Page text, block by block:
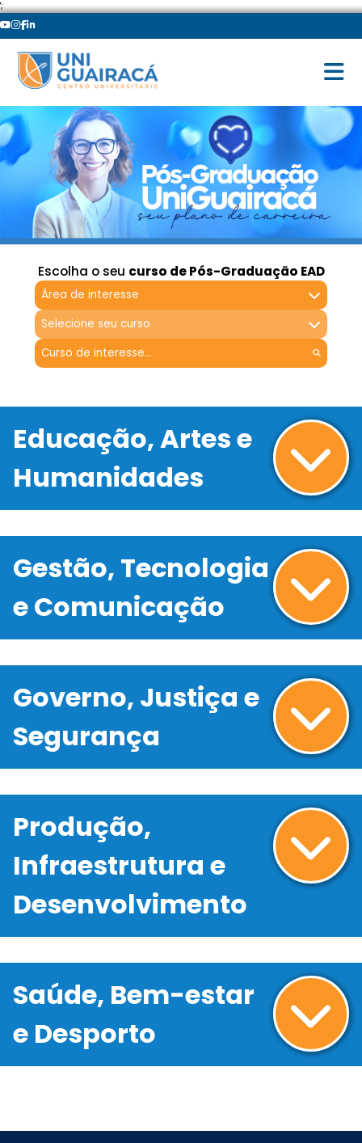
';
Escolha o seu curso de Pós-Graduação EAD
Área de interesse
Selecione seu curso
Educação, Artes e
Humanidades
Gestão, Tecnologia
e Comunicação
Governo, Justiça e
Segurança
Produção,
Infraestrutura e
Desenvolvimento
Saúde, Bem-estar
e Desporto